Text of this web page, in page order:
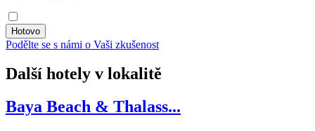
Podělte se s námi o Vaši zkušenost
Další hotely v lokalitě
Baya Beach & Thalass...